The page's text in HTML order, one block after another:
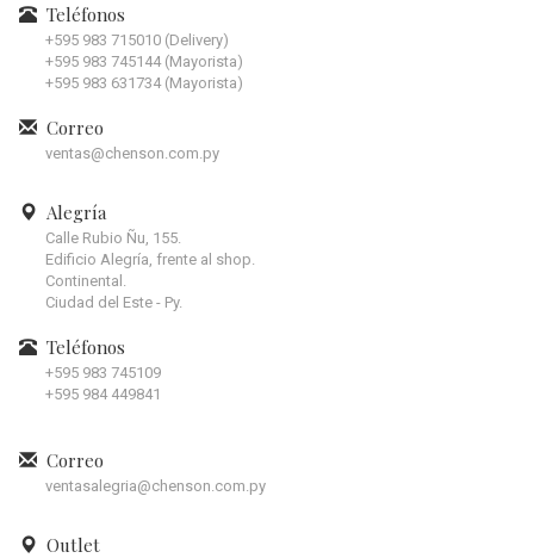
Teléfonos
+595 983 715010 (Delivery)
+595 983 745144 (Mayorista)
+595 983 631734 (Mayorista)
Correo
ventas@chenson.com.py
Alegría
Calle Rubio Ñu, 155.
Edificio Alegría, frente al shop.
Continental.
Ciudad del Este - Py.
Teléfonos
+595 983 745109
+595 984 449841
Correo
ventasalegria@chenson.com.py
Outlet